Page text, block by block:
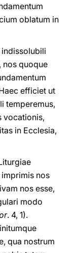
oblatum in
nos quoque
efficiet ut
temperemus,
vocationis,
in Ecclesia,
nos
nos esse,
modo
. 4, 1).
qua nostrum